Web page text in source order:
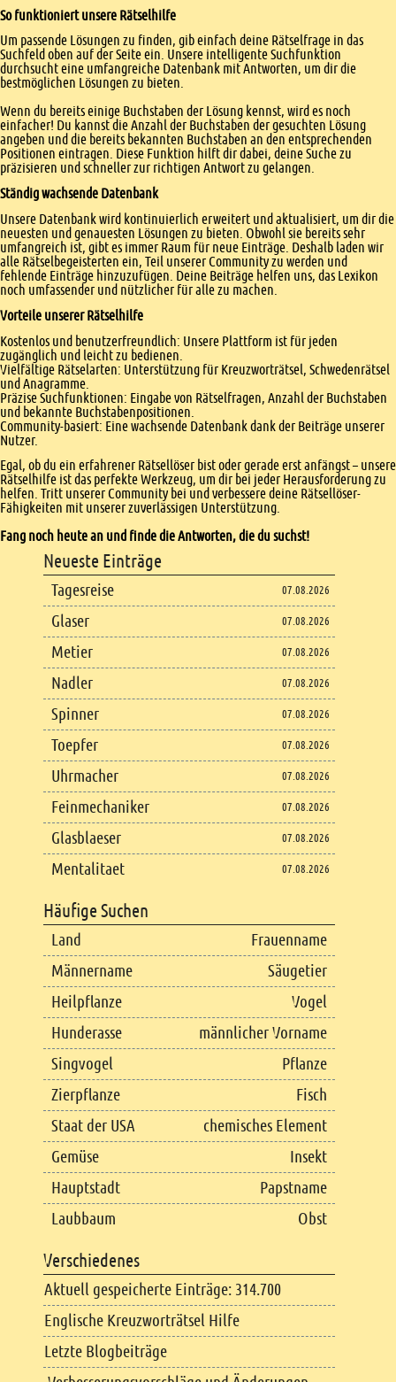
So funktioniert unsere Rätselhilfe
Um passende Lösungen zu finden, gib einfach deine Rätselfrage in das
Suchfeld oben auf der Seite ein. Unsere intelligente Suchfunktion
durchsucht eine umfangreiche Datenbank mit Antworten, um dir die
bestmöglichen Lösungen zu bieten.
Wenn du bereits einige Buchstaben der Lösung kennst, wird es noch
einfacher! Du kannst die Anzahl der Buchstaben der gesuchten Lösung
angeben und die bereits bekannten Buchstaben an den entsprechenden
Positionen eintragen. Diese Funktion hilft dir dabei, deine Suche zu
präzisieren und schneller zur richtigen Antwort zu gelangen.
Ständig wachsende Datenbank
Unsere Datenbank wird kontinuierlich erweitert und aktualisiert, um dir die
neuesten und genauesten Lösungen zu bieten. Obwohl sie bereits sehr
umfangreich ist, gibt es immer Raum für neue Einträge. Deshalb laden wir
alle Rätselbegeisterten ein, Teil unserer Community zu werden und
fehlende Einträge hinzuzufügen. Deine Beiträge helfen uns, das Lexikon
noch umfassender und nützlicher für alle zu machen.
Vorteile unserer Rätselhilfe
Kostenlos und benutzerfreundlich: Unsere Plattform ist für jeden
zugänglich und leicht zu bedienen.
Vielfältige Rätselarten: Unterstützung für Kreuzworträtsel, Schwedenrätsel
und Anagramme.
Präzise Suchfunktionen: Eingabe von Rätselfragen, Anzahl der Buchstaben
und bekannte Buchstabenpositionen.
Community-basiert: Eine wachsende Datenbank dank der Beiträge unserer
Nutzer.
Egal, ob du ein erfahrener Rätsellöser bist oder gerade erst anfängst – unsere
Rätselhilfe ist das perfekte Werkzeug, um dir bei jeder Herausforderung zu
helfen. Tritt unserer Community bei und verbessere deine Rätsellöser-
Fähigkeiten mit unserer zuverlässigen Unterstützung.
Fang noch heute an und finde die Antworten, die du suchst!
Footer content
Neueste Einträge
Tagesreise 07.08.2026
Glaser 07.08.2026
Metier 07.08.2026
Nadler 07.08.2026
Spinner 07.08.2026
Toepfer 07.08.2026
Uhrmacher 07.08.2026
Feinmechaniker 07.08.2026
Glasblaeser 07.08.2026
Mentalitaet 07.08.2026
Häufige Suchen
Land
Frauenname
Männername
Säugetier
Heilpflanze
Vogel
Hunderasse
männlicher Vorname
Singvogel
Pflanze
Zierpflanze
Fisch
Staat der USA
chemisches Element
Gemüse
Insekt
Hauptstadt
Papstname
Laubbaum
Obst
Verschiedenes
Aktuell gespeicherte Einträge: 314.700
Englische Kreuzworträtsel Hilfe
Letzte Blogbeiträge